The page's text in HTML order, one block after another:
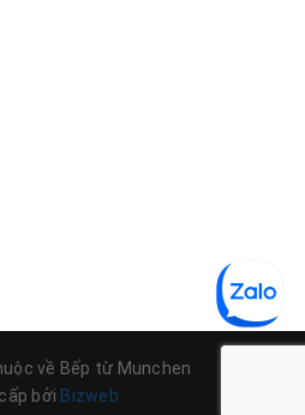
về Bếp từ Munchen
bởi Bizweb